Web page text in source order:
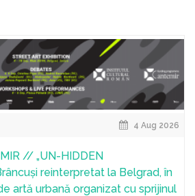
4 Aug 2026
// „UN-HIDDEN
reinterpretat la Belgrad, în
artă urbană organizat cu sprijinul